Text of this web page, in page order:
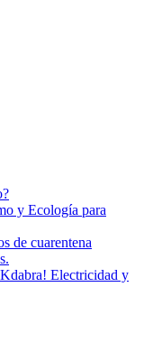
y Ecología para
de cuarentena
Electricidad y